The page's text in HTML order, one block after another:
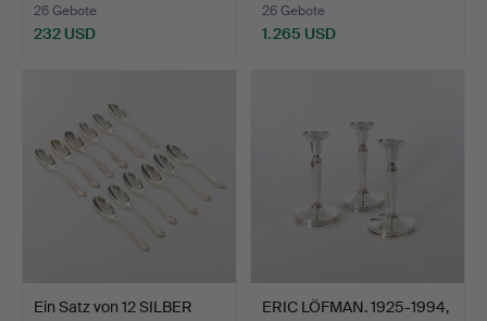
26 Gebote
232 USD
26 Gebote
1.265 USD
Ein Satz von 12 SILBER
ERIC LÖFMAN. 1925-1994,